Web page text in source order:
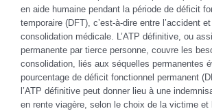
en aide humaine pendant la période de déficit
temporaire (DFT), c’est-à-dire entre l’accident
consolidation médicale. L’ATP définitive, ou
permanente par tierce personne, couvre les
consolidation, liés aux séquelles permanentes
pourcentage de déficit fonctionnel permanent
l’ATP définitive peut donner lieu à une
en rente viagère, selon le choix de la victime et